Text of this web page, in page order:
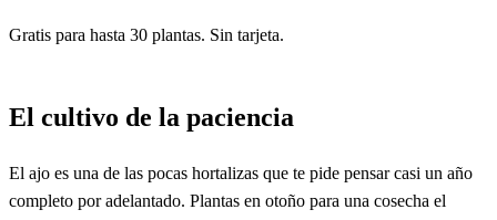
Gratis para hasta 30 plantas. Sin tarjeta.
El cultivo de la paciencia
El ajo es una de las pocas hortalizas que te pide pensar casi un año
completo por adelantado. Plantas en otoño para una cosecha el